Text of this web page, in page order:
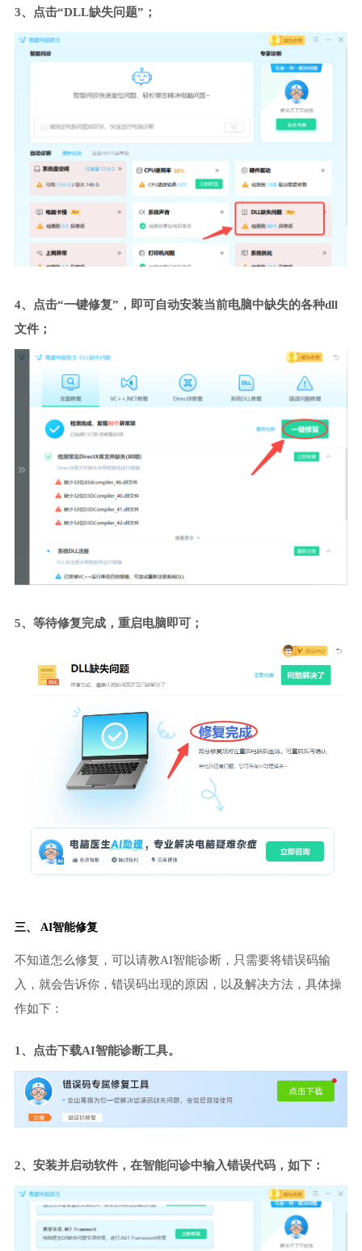
3、点击“DLL缺失问题”；
4、点击“一键修复”，即可自动安装当前电脑中缺失的各种dll
文件；
5、等待修复完成，重启电脑即可；
三、 AI智能修复
不知道怎么修复，可以请教AI智能诊断，只需要将错误码输
入，就会告诉你，错误码出现的原因，以及解决方法，具体操
作如下：
1、点击下载AI智能诊断工具。
2、安装并启动软件，在智能问诊中输入错误代码，如下：